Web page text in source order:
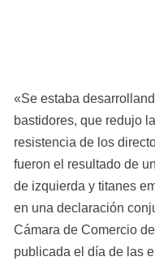
«Se estaba
bastidores, que redujo
resistencia de los
fueron el resultado de
de izquierda y titanes
en una declaración
Cámara de Comercio
publicada el día de las